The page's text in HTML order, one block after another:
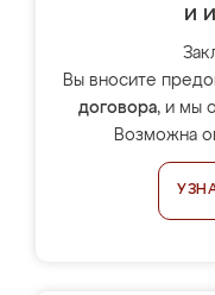
и
Вы вносите
договора, и мы
Возможна